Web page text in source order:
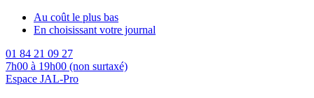
Au coût le plus bas
En choisissant votre journal
01 84 21 09 27
7h00 à 19h00 (non surtaxé)
Espace JAL-Pro